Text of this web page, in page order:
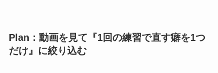
Plan：動画を見て『1回の練習で直す癖を1つ
だけ』に絞り込む